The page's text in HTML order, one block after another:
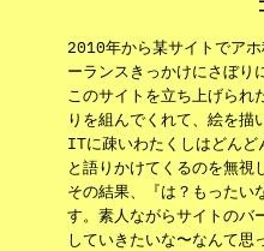
2010年から某サイトでア
ーランスきっかけにさぼり
このサイトを立ち上げられ
りを組んでくれて、絵を描
ITに疎いわたくしはどんど
と語りかけてくるのを無視
その結果、『は？もったい
す。素人ながらサイトのバ
していきたいな〜なんて思